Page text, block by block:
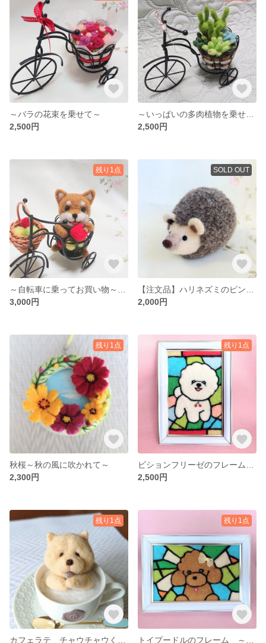
～バラの花束を乗せて～
2,500円
2,500円
残り1点
3,000円
SOLD OUT
2,000円
残り1点
秋桜～秋の風に吹かれて～
2,300円
残り1点
2,500円
残り1点 残り1点